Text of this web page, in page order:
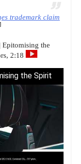
trademark claim
the
2:18
the Spirit